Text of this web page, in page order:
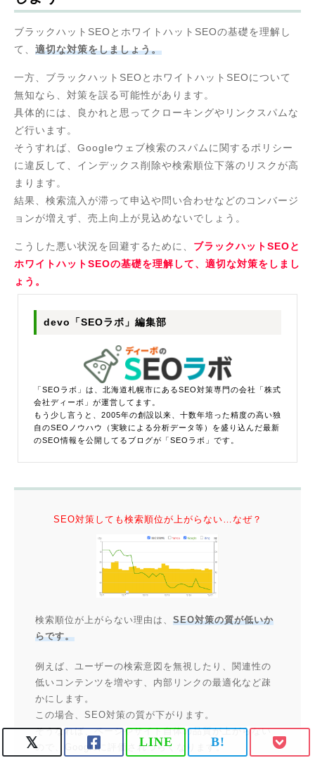
ブラックハットSEOとホワイトハットSEOの基礎を理解し
て、 適切な対策をしましょう。
一方、ブラックハットSEOとホワイトハットSEOについて
無知なら、対策を誤る可能性があります。
具体的には、良かれと思ってクローキングやリンクスパムな
ど行います。
そうすれば、Googleウェブ検索のスパムに関するポリシー
に違反して、インデックス削除や検索順位下落のリスクが高
まります。
結果、検索流入が滞って申込や問い合わせなどのコンバージ
ョンが増えず、売上向上が見込めないでしょう。
こうした悪い状況を回避するために、 ブラックハットSEOと
ホワイトハットSEOの基礎を理解して、適切な対策をしまし
ょう。
devo「SEOラボ」編集部
「SEOラボ」は、北海道札幌市にあるSEO対策専門の会社「株式
会社ディーボ」が運営してます。
もう少し言うと、2005年の創設以来、十数年培った精度の高い独
自のSEOノウハウ（実験による分析データ等）を盛り込んだ最新
のSEO情報を公開してるブログが「SEOラボ」です。
LINE B!
SEO対策しても検索順位が上がらない…なぜ？
検索順位が上がらない理由は、 SEO対策の質が低いか
らです。
例えば、ユーザーの検索意図を無視したり、関連性の
低いコンテンツを増やす、内部リンクの最適化など疎
かにします。
この場合、SEO対策の質が下がります。
そうなれば、ページやサイト自体の品質が上がらない
ので、Googleに評価されづらくなります。